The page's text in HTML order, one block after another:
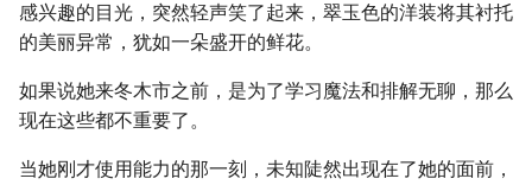
感兴趣的目光，突然轻声笑了起来，翠玉色的洋装将其衬托
的美丽异常，犹如一朵盛开的鲜花。
如果说她来冬木市之前，是为了学习魔法和排解无聊，那么
现在这些都不重要了。
当她刚才使用能力的那一刻，未知陡然出现在了她的面前，